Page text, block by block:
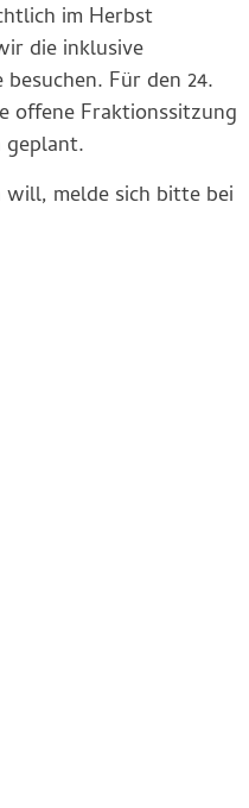
im Herbst
die inklusive
Für den 24.
offene Fraktionssitzung
melde sich bitte bei